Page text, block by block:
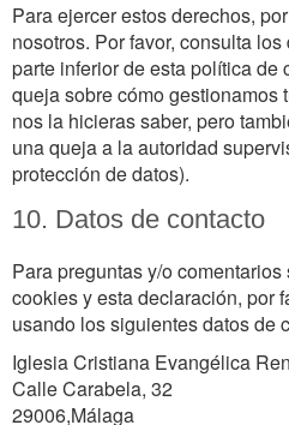
Para ejercer estos derechos,
nosotros. Por favor, consulta
parte inferior de esta política de
queja sobre cómo gestionamos
nos la hicieras saber, pero
una queja a la autoridad
protección de datos).
10. Datos de contacto
Para preguntas y/o
cookies y esta declaración, por
usando los siguientes datos de
Iglesia Cristiana Evangélica
Calle Carabela, 32
29006,Málaga